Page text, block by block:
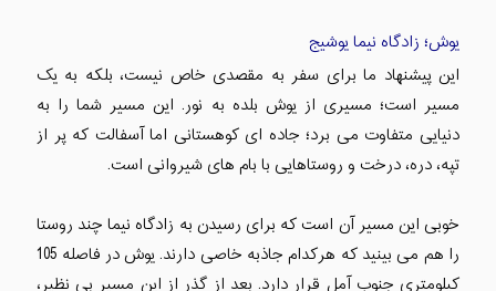
یوش؛ زادگاه نيما یوشیج
این پیشنهاد ما برای سفر به مقصدی خاص نیست، بلکه به یک
مسیر است؛ مسیری از یوش بلده به نور. این مسیر شما را به
دنیایی متفاوت می برد؛ جاده ای کوهستانی اما آسفالت که پر از
تپه، دره، درخت و روستاهایی با بام های شیروانی است.
خوبی این مسیر آن است که برای رسیدن به زادگاه نیما چند روستا
را هم می بینید که هرکدام جاذبه خاصی دارند. یوش در فاصله 105
کیلومتری جنوب آمل قرار دارد. بعد از گذر از این مسیر بی نظیر،